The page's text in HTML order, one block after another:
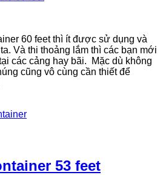
60 feet thì ít được sử dụng và
Và thi thoảng lắm thì các bạn mới
các cảng hay bãi. Mặc dù không
cũng vô cùng cần thiết để
53 feet